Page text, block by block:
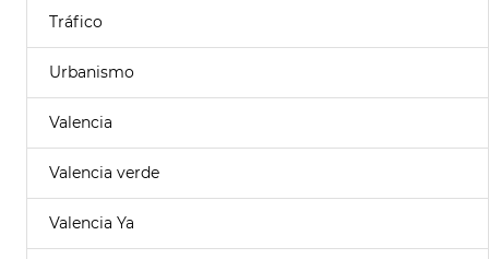
Tráfico
Urbanismo
Valencia
Valencia verde
Valencia Ya